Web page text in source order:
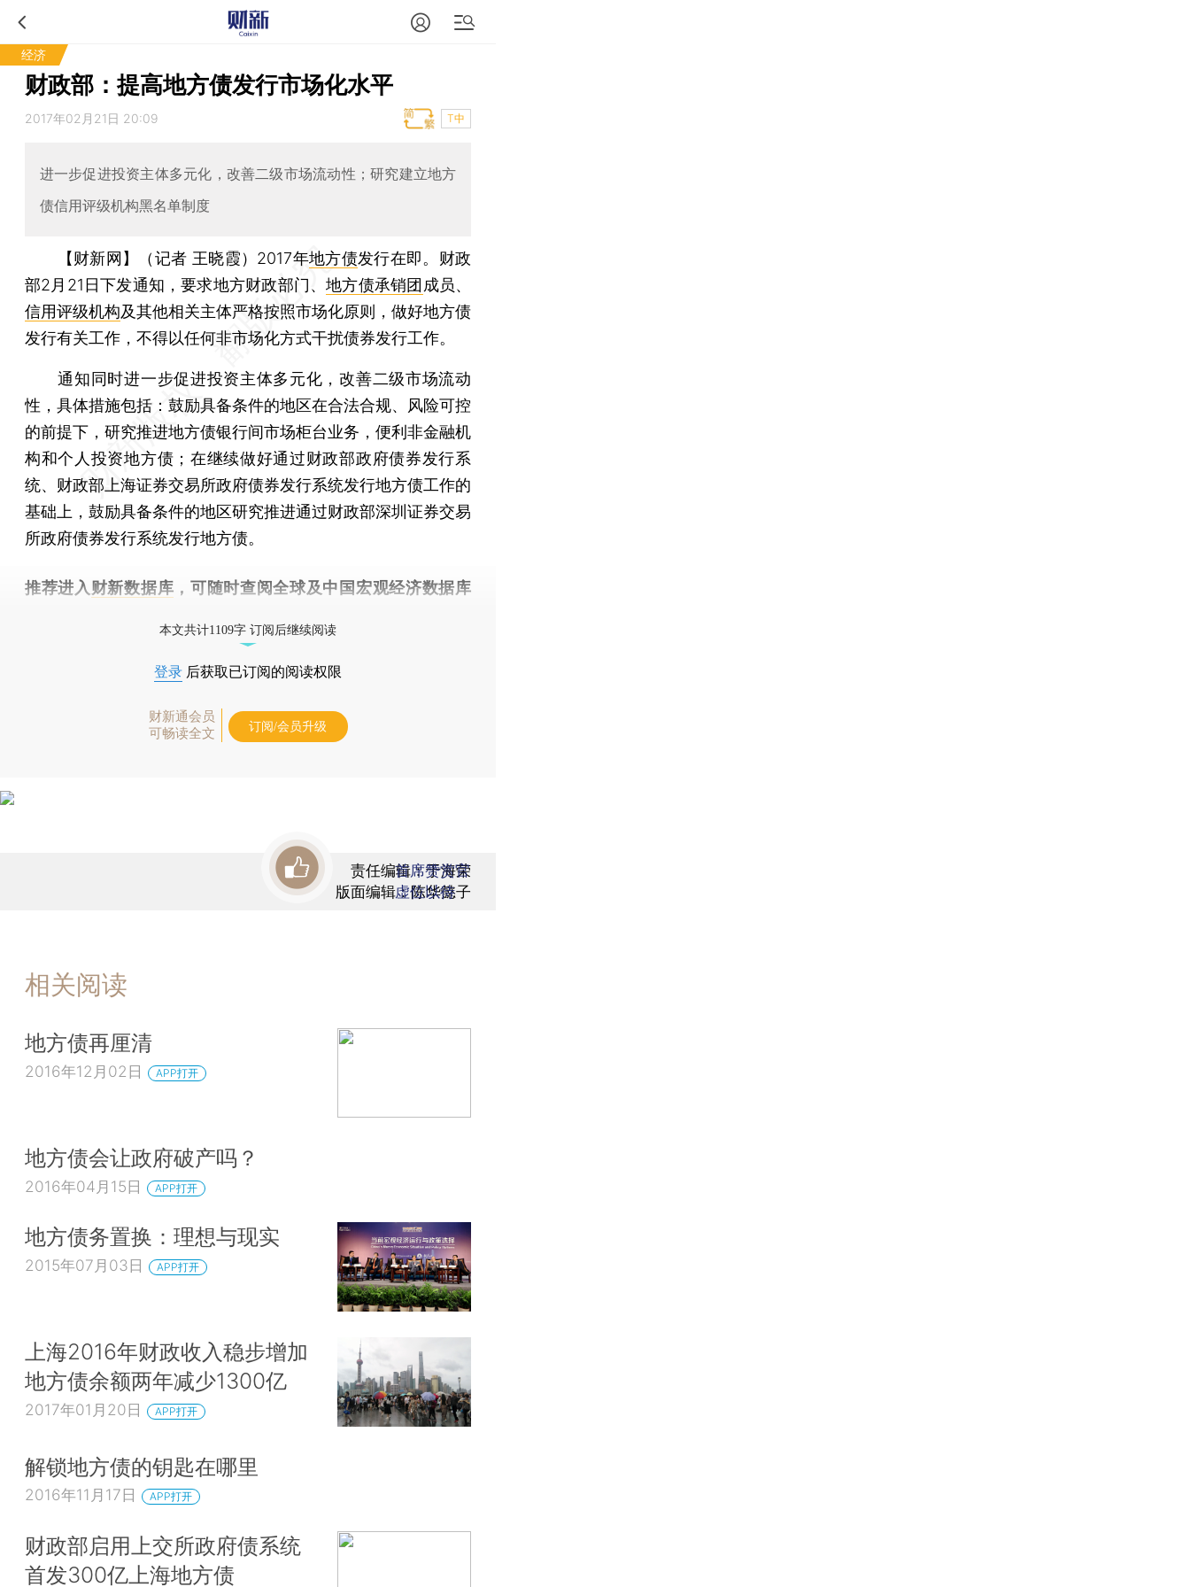
经济
财政部：提高地方债发行市场化水平
2017年02月21日 20:09 T中
进一步促进投资主体多元化，改善二级市场流动性；研究建立地方
债信用评级机构黑名单制度
【财新网】（记者 王晓霞） 2017年地方债发行在即。财政
部2月21日下发通知，要求地方财政部门、地方债承销团 成员、
信用评级机构及其他相关主体严格按照市场化原则，做好地方债
发行有关工作，不得以任何非市场化方式干扰债券发行工作。
通知同时进一步促进投资主体多元化，改善二级市场流动
性，具体措施包括：鼓励具备条件的地区在合法合规、风险可控
的前提下，研究推进地方债银行间市场柜台业务，便利非金融机
构和个人投资地方债；在继续做好通过财政部政府债券发行系
统、财政部上海证券交易所政府债券发行系统发行地方债工作的
基础上，鼓励具备条件的地区研究推进通过财政部深圳证券交易
所政府债券发行系统发行地方债。
推荐进入 财新数据库 ，可随时查阅全球及中国宏观经济数据库
本文共计1109字 订阅后继续阅读
登录 后获取已订阅的阅读权限
财新通会员
可畅读全文
订阅/会员升级
责任编辑：于海荣
版面编辑：陈华懿子
首席赞赏官
虚位以待
相关阅读
地方债再厘清
2016年12月02日 APP打开
地方债会让政府破产吗？
2016年04月15日 APP打开
地方债务置换：理想与现实
2015年07月03日 APP打开
上海2016年财政收入稳步增加
地方债余额两年减少1300亿
2017年01月20日 APP打开
解锁地方债的钥匙在哪里
2016年11月17日 APP打开
财政部启用上交所政府债系统
首发300亿上海地方债